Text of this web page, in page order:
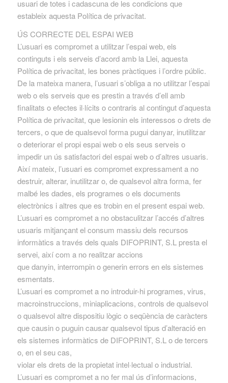
usuari de totes i cadascuna de les condicions que
estableix aquesta Política de privacitat.
ÚS CORRECTE DEL ESPAI WEB
L’usuari es compromet a utilitzar l’espai web, els
continguts i els serveis d’acord amb la Llei, aquesta
Política de privacitat, les bones pràctiques i l’ordre públic.
De la mateixa manera, l’usuari s’obliga a no utilitzar l’espai
web o els serveis que es prestin a través d’ell amb
finalitats o efectes il·lícits o contraris al contingut d’aquesta
Política de privacitat, que lesionin els interessos o drets de
tercers, o que de qualsevol forma pugui danyar, inutilitzar
o deteriorar el propi espai web o els seus serveis o
impedir un ús satisfactori del espai web o d’altres usuaris.
Així mateix, l’usuari es compromet expressament a no
destruir, alterar, inutilitzar o, de qualsevol altra forma, fer
malbé les dades, els programes o els documents
electrònics i altres que es trobin en el present espai web.
L’usuari es compromet a no obstaculitzar l’accés d’altres
usuaris mitjançant el consum massiu dels recursos
informàtics a través dels quals DIFOPRINT, S.L presta el
servei, així com a no realitzar accions
que danyin, interrompin o generin errors en els sistemes
esmentats.
L’usuari es compromet a no introduir-hi programes, virus,
macroinstruccions, miniaplicacions, controls de qualsevol
o qualsevol altre dispositiu lògic o seqüència de caràcters
que causin o puguin causar qualsevol tipus d’alteració en
els sistemes informàtics de DIFOPRINT, S.L o de tercers
o, en el seu cas,
violar els drets de la propietat intel·lectual o industrial.
L’usuari es compromet a no fer mal ús d’informacions,